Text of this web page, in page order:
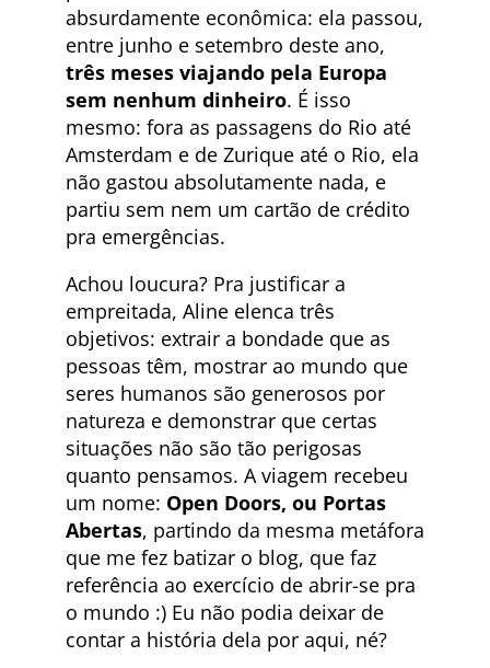
absurdamente econômica: ela passou,
entre junho e setembro deste ano,
três meses viajando pela Europa
sem nenhum dinheiro. É isso
mesmo: fora as passagens do Rio até
Amsterdam e de Zurique até o Rio, ela
não gastou absolutamente nada, e
partiu sem nem um cartão de crédito
pra emergências.
Achou loucura? Pra justificar a
empreitada, Aline elenca três
objetivos: extrair a bondade que as
pessoas têm, mostrar ao mundo que
seres humanos são generosos por
natureza e demonstrar que certas
situações não são tão perigosas
quanto pensamos. A viagem recebeu
um nome: Open Doors, ou Portas
Abertas, partindo da mesma metáfora
que me fez batizar o blog, que faz
referência ao exercício de abrir-se pra
o mundo :) Eu não podia deixar de
contar a história dela por aqui, né?